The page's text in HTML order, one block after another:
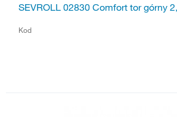
SEVROLL 02830 Comfort tor górny
Kod